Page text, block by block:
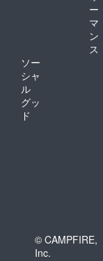
ー
マ
ン
ス
ソー
シャ
ル
グッ
ド
© CAMPFIRE,
Inc.